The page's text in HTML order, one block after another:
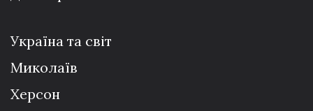
Україна та світ
Миколаїв
Херсон